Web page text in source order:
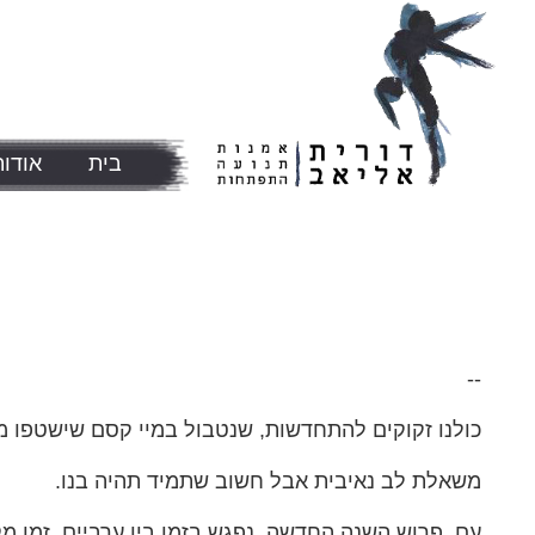
בית
--
כולנו זקוקים להתחדשות, שנטבול במיי קסם
משאלת לב נאיבית אבל חשוב שתמיד תהיה בנו.